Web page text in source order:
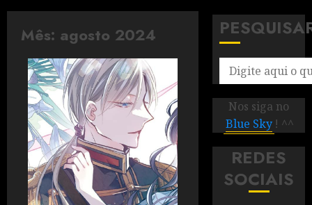
Mês: agosto 2024
Nos siga no
Blue Sky ! ^^
REDES
SOCIAIS